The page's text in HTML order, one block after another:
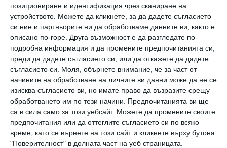
позициониране и идентификация чрез сканиране на
устройството. Можете да кликнете, за да дадете съгласието
си ние и партньорите ни да обработваме данните ви, както е
описано по-горе. Друга възможност е да разгледате по-
подробна информация и да промените предпочитанията си,
преди да дадете съгласието си, или да откажете да дадете
съгласието си.
Моля, обърнете внимание, че за част от
начините на обработване на личните ви данни може да не се
изисква съгласието ви, но имате право да възразите срещу
обработването им по тези начини. Предпочитанията ви ще
са в сила само за този уебсайт. Можете да промените своите
предпочитания или да оттеглите съгласието си по всяко
време, като се върнете на този сайт и кликнете върху бутона
"Поверителност" в долната част на уеб страницата.
сега я пеели и на Майлс.
Иначе действително, когато стане дума за
смяна на памперси, певецът и моделът
определено си поделят задълженията:
„Прави го този, на когото в момента му е
възможно. Никога не е стоял въпросът аз или
тя. Не бях сменял в живота си памперс преди
да се роди Луна, но бързо се научих“, признава
Леджънт.